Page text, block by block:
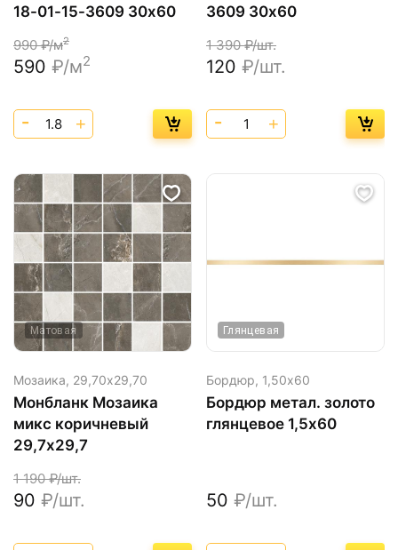
18-01-15-3609 30х60
990₽/м2
590 ₽/м2
3609 30х60
1 390₽/шт.
120 ₽/шт.
Матовая
Мозаика, 29,70х29,70
Монбланк Мозаика
микс коричневый
29,7х29,7
1 190₽/шт.
90 ₽/шт.
Глянцевая
Бордюр, 1,50х60
Бордюр метал. золото
глянцевое 1,5х60
50 ₽/шт.